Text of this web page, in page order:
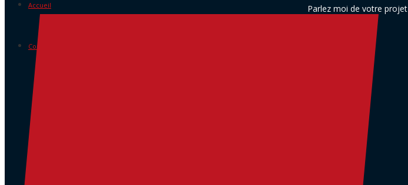
Accueil
Contact
Parlez moi de votre projet